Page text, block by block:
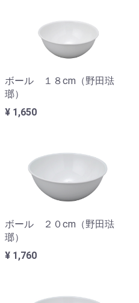
ボール １８cm（野田琺
瑯）
¥ 1,650
ボール ２０cm（野田琺
瑯）
¥ 1,760